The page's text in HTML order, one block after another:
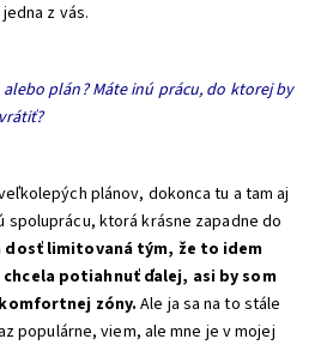
z vás.
plán? Máte inú prácu, do ktorej by
plánov, dokonca tu a tam aj
spoluprácu, ktorá krásne zapadne do
dosť limitovaná tým, že to idem
potiahnuť ďalej, asi by som
zóny. Ale ja sa na to stále
populárne, viem, ale mne je v mojej